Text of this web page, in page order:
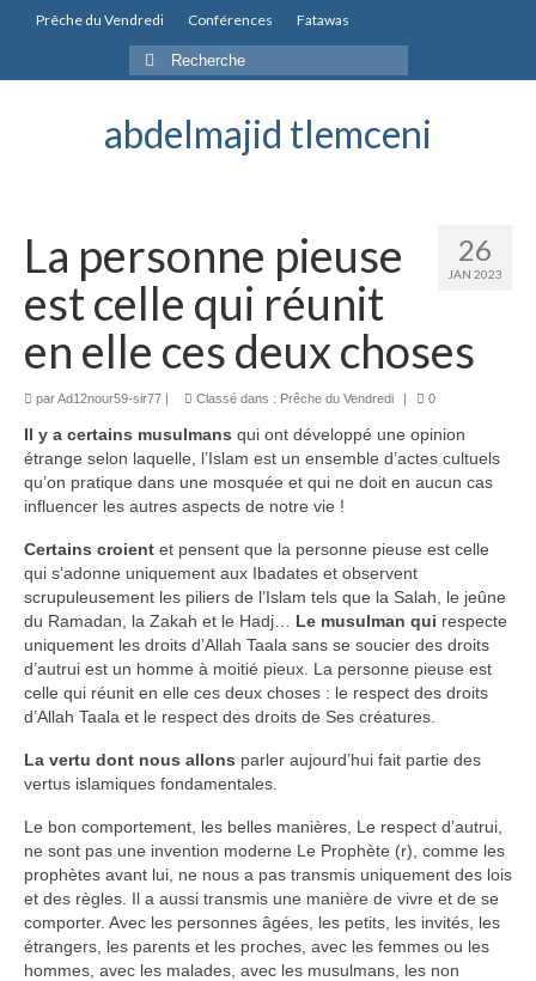
Prêche du Vendredi Conférences Fatawas
Rechercher
:
abdelmajid tlemceni
26
JAN 2023
La personne pieuse
est celle qui réunit
en elle ces deux choses
parAd12nour59-sir77 | Classé dans : Prêche du Vendredi | 0
Il y a certains musulmans qui ont développé une opinion
étrange selon laquelle, l’Islam est un ensemble d’actes cultuels
qu’on pratique dans une mosquée et qui ne doit en aucun cas
influencer les autres aspects de notre vie !
Certains croient et pensent que la personne pieuse est celle
qui s’adonne uniquement aux Ibadates et observent
scrupuleusement les piliers de l’Islam tels que la Salah, le jeûne
du Ramadan, la Zakah et le Hadj… Le musulman qui respecte
uniquement les droits d’Allah Taala sans se soucier des droits
d’autrui est un homme à moitié pieux. La personne pieuse est
celle qui réunit en elle ces deux choses : le respect des droits
d’Allah Taala et le respect des droits de Ses créatures.
La vertu dont nous allons parler aujourd’hui fait partie des
vertus islamiques fondamentales.
Le bon comportement, les belles manières, Le respect d’autrui,
ne sont pas une invention moderne Le Prophète (r), comme les
prophètes avant lui, ne nous a pas transmis uniquement des lois
et des règles. Il a aussi transmis une manière de vivre et de se
comporter. Avec les personnes âgées, les petits, les invités, les
étrangers, les parents et les proches, avec les femmes ou les
hommes, avec les malades, avec les musulmans, les non